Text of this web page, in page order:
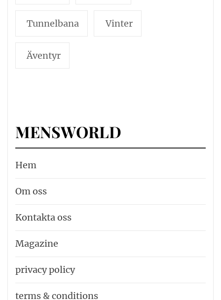
Tunnelbana Vinter
Äventyr
MENSWORLD
Hem
Om oss
Kontakta oss
Magazine
privacy policy
terms & conditions